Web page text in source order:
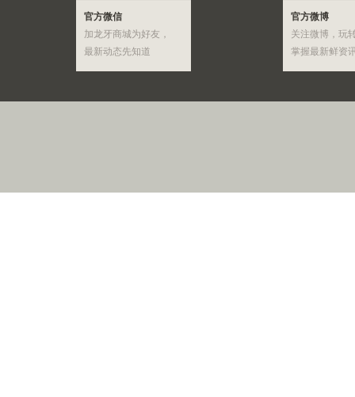
官方微信
加龙牙商城为好友，
最新动态先知道
官方微博
关注微博，玩
掌握最新鲜资